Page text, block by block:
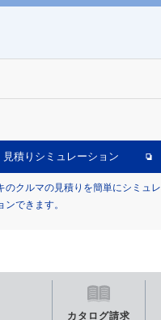
カタログ請求
見積り シミュレーション
のクルマの見積りを簡単にシミュレ
ンできます。